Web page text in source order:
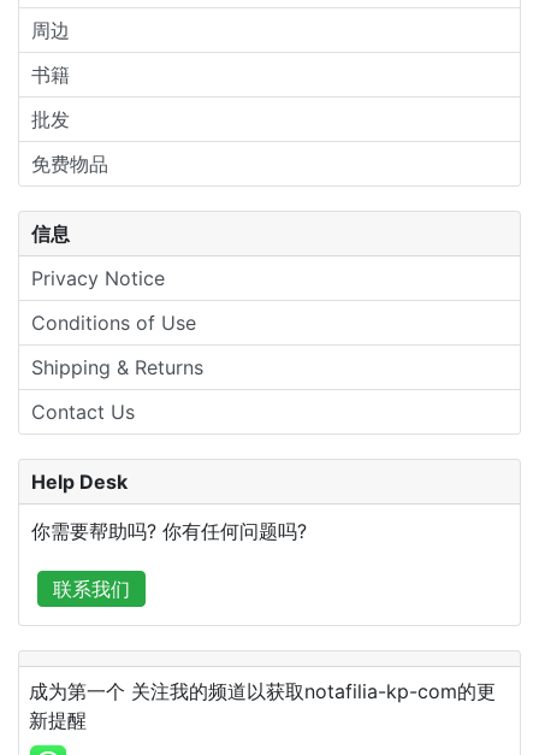
周边
书籍
批发
免费物品
信息
Privacy Notice
Conditions of Use
Shipping & Returns
Contact Us
Help Desk
你需要帮助吗? 你有任何问题吗?
联系我们
成为第一个 关注我的频道以获取notafilia-kp-com的更
新提醒